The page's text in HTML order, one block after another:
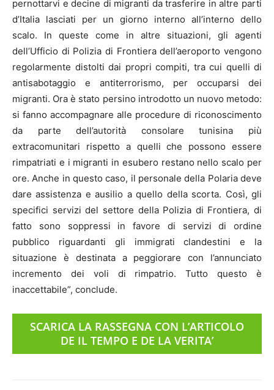
pernottarvi e decine di migranti da trasferire in altre parti
d’Italia lasciati per un giorno interno all’interno dello
scalo. In queste come in altre situazioni, gli agenti
dell’Ufficio di Polizia di Frontiera dell’aeroporto vengono
regolarmente distolti dai propri compiti, tra cui quelli di
antisabotaggio e antiterrorismo, per occuparsi dei
migranti. Ora è stato persino introdotto un nuovo metodo:
si fanno accompagnare alle procedure di riconoscimento
da parte dell’autorità consolare tunisina più
extracomunitari rispetto a quelli che possono essere
rimpatriati e i migranti in esubero restano nello scalo per
ore. Anche in questo caso, il personale della Polaria deve
dare assistenza e ausilio a quello della scorta. Così, gli
specifici servizi del settore della Polizia di Frontiera, di
fatto sono soppressi in favore di servizi di ordine
pubblico riguardanti gli immigrati clandestini e la
situazione è destinata a peggiorare con l’annunciato
incremento dei voli di rimpatrio. Tutto questo è
inaccettabile”, conclude.
SCARICA LA RASSEGNA CON L’ARTICOLO
DE IL TEMPO E DE LA VERITA’